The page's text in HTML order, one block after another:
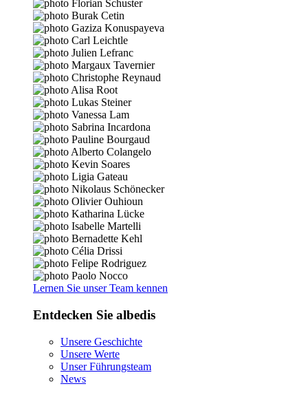
Lernen Sie unser Team kennen
Entdecken Sie albedis
Unsere Geschichte
Unsere Werte
Unser Führungsteam
News